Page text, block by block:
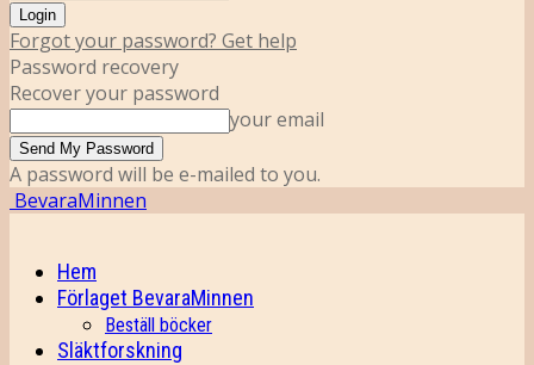
Forgot your password? Get help
Password recovery
Recover your password
your email
A password will be e-mailed to you.
BevaraMinnen
Hem
Förlaget BevaraMinnen
Beställ böcker
Släktforskning